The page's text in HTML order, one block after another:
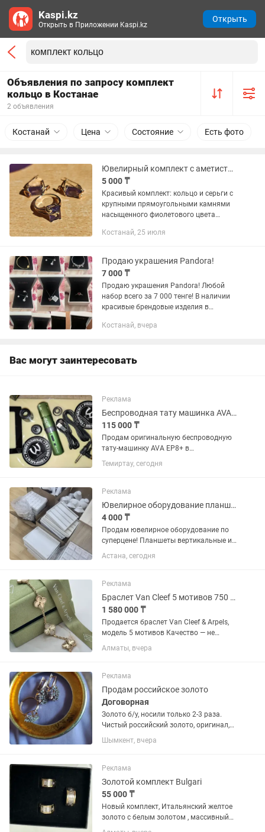
Объявления по запросу комплект
кольцо в Костанае
2 объявления
Костанай Цена Состояние Есть фото
Ювелирный комплект с аметистом кольцо серьги
5 000 ₸
Красивый комплект: кольцо и серьги с
крупными прямоугольными камнями
насыщенного фиолетового цвета
Оправа серебристого цвета,
придают...
Костанай, 25 июля
Продаю украшения Pandora!
7 000 ₸
Продаю украшения Pandora! Любой
набор всего за 7 000 тенге! В наличии
красивые брендовые изделия в
Комплекты с кольцами, серьгами и
Костанай, вчера
Вас могут заинтересовать
Реклама
Беспроводная тату машинка AVA EP8 Plus и набор расходников
115 000 ₸
Продам оригинальную беспроводную
тату-машинку AVA EP8+ в
максимальной комплектации.
Состояние абсолютно новое — аппарат
искусственной коже для проверки. Нет
ни единой...
Темиртау, сегодня
Реклама
Ювелирное оборудование планшеты
4 000 ₸
Продам ювелирное оборудование по
суперцене! Планшеты вертикальные и
горизонтальные — производство
Казахстан, отличное качество! Под
Астана, сегодня
Реклама
Браслет Van Cleef 5 мотивов 750 проба Полный комплект
1 580 000 ₸
Продается браслет Van Cleef & Arpels,
модель 5 мотивов Качество — не
отличить от оригинала (1:1) Золото
750 пробы (18K) Привезен из Гонконга
Алматы, вчера
Реклама
Продам российское золото
Договорная
Золото б/у, носили только 2-3 раза.
Чистый российский золото, оригинал,
продам по ниже цене тысячи 2-3
рыночных цен. Комплект 8,8 гр (кольцо
Шымкент, вчера
Реклама
Золотой комплект Bulgari
55 000 ₸
Новый комплект, Итальянский желтое
золото с белым золотом , массивный
,смотрится богато! Есть пломбы и
Kaspi.kz
Открыть в Приложении Kaspi.kz
Открыть